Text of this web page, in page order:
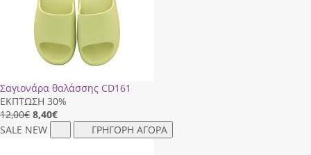
Σαγιονάρα θαλάσσης CD161
ΕΚΠΤΩΣΗ 30%
12,00€ 8,40€
SALE NEW ΓΡΗΓΟΡΗ ΑΓΟΡΑ